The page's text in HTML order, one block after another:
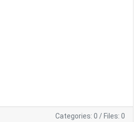
Categories: 0 / Files: 0